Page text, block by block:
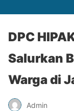
DPC
Salurkan
Warga di
Admin